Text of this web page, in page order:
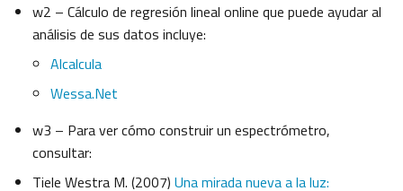
w2 – Cálculo de regresión lineal online que puede ayudar al
análisis de sus datos incluye:
Alcalcula
Wessa.Net
w3 – Para ver cómo construir un espectrómetro,
consultar:
Tiele Westra M. (2007) Una mirada nueva a la luz: